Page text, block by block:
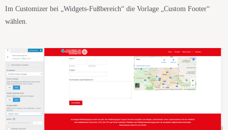
Im Customizer bei „Widgets-Fußbereich“ die Vorlage „Custom Footer“
wählen.